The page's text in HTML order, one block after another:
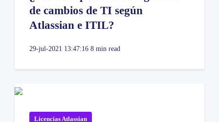
de cambios de TI según
Atlassian e ITIL?
29-jul-2021 13:47:16 8 min read
Licencias Atlassian